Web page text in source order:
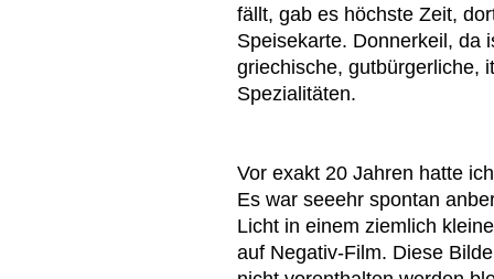
fällt, gab es höchste Zeit,
Speisekarte. Donnerkeil, da
griechische, gutbürgerliche,
Spezialitäten.
Vor exakt 20 Jahren hatte
Es war seeehr spontan
Licht in einem ziemlich
auf Negativ-Film. Diese